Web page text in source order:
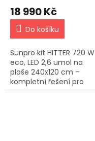
18 990 Kč
Do košíku
Sunpro kit HITTER 720 W
eco, LED 2,6 umol na
ploše 240x120 cm –
kompletní řešení pro
domácí pěstování.